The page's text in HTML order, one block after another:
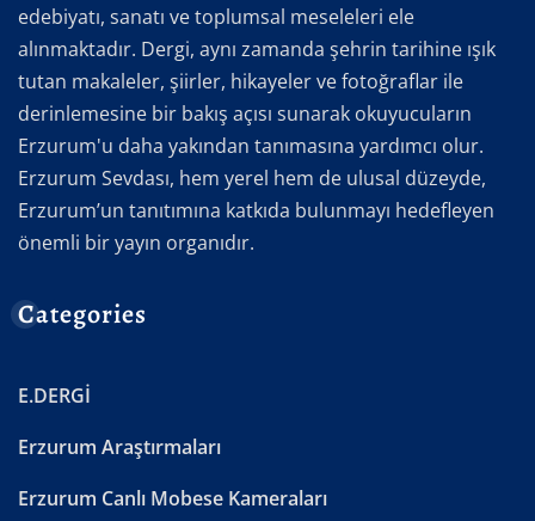
edebiyatı, sanatı ve toplumsal meseleleri ele
alınmaktadır. Dergi, aynı zamanda şehrin tarihine ışık
tutan makaleler, şiirler, hikayeler ve fotoğraflar ile
derinlemesine bir bakış açısı sunarak okuyucuların
Erzurum'u daha yakından tanımasına yardımcı olur.
Erzurum Sevdası, hem yerel hem de ulusal düzeyde,
Erzurum’un tanıtımına katkıda bulunmayı hedefleyen
önemli bir yayın organıdır.
Categories
E.DERGİ
Erzurum Araştırmaları
Erzurum Canlı Mobese Kameraları